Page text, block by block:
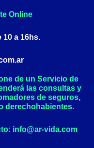
Online
10 a 16hs.
de un Servicio de
las consultas y
de seguros,
derechohabientes.
info@ar-vida.com